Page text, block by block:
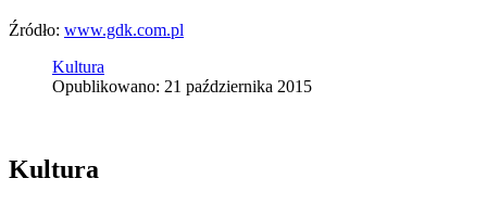
Źródło: www.gdk.com.pl
Kultura
Opublikowano: 21 października 2015
Kultura